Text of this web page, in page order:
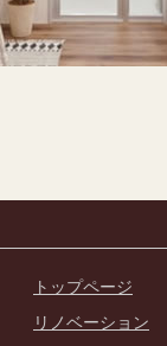
トップページ
リノベーション